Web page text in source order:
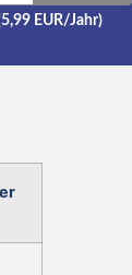
EUR/Jahr)